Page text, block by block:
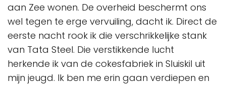
aan Zee wonen. De overheid beschermt ons
wel tegen te erge vervuiling, dacht ik. Direct de
eerste nacht rook ik die verschrikkelijke stank
van Tata Steel. Die verstikkende lucht
herkende ik van de cokesfabriek in Sluiskil uit
mijn jeugd. Ik ben me erin gaan verdiepen en